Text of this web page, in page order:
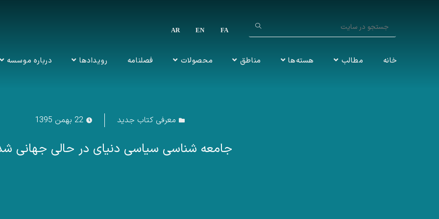
FA
EN
AR
خانه مطالب هسته‌ها مناطق محصولات فصلنامه رویدادها درباره موسسه
معرفی کتاب جدید 22 بهمن 1395
جامعه شناسی سیاسی دنیای در حالی جهانی